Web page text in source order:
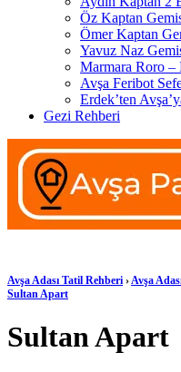
Öz Kaptan
Ömer Kaptan
Yavuz Naz
Marmara Roro –
Avşa Feribot
Erdek’ten
Gezi Rehberi
Avşa Adası Tatil Rehberi ›Avşa
Sultan Apart
Sultan Apart